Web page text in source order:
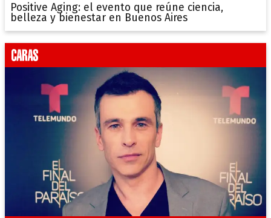
Positive Aging: el evento que reúne ciencia,
belleza y bienestar en Buenos Aires